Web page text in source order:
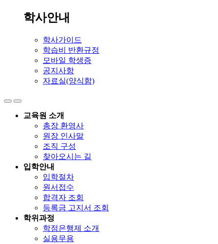
학사안내
학사가이드
학습비 반환규정
모바일 학생증
공지사항
자료실(양식함)
교육원 소개
총장 환영사
원장 인사말
조직 구성
찾아오시는 길
입학안내
입학절차
원서접수
합격자 조회
등록금 고지서 조회
학위과정
학점은행제 소개
실용무용